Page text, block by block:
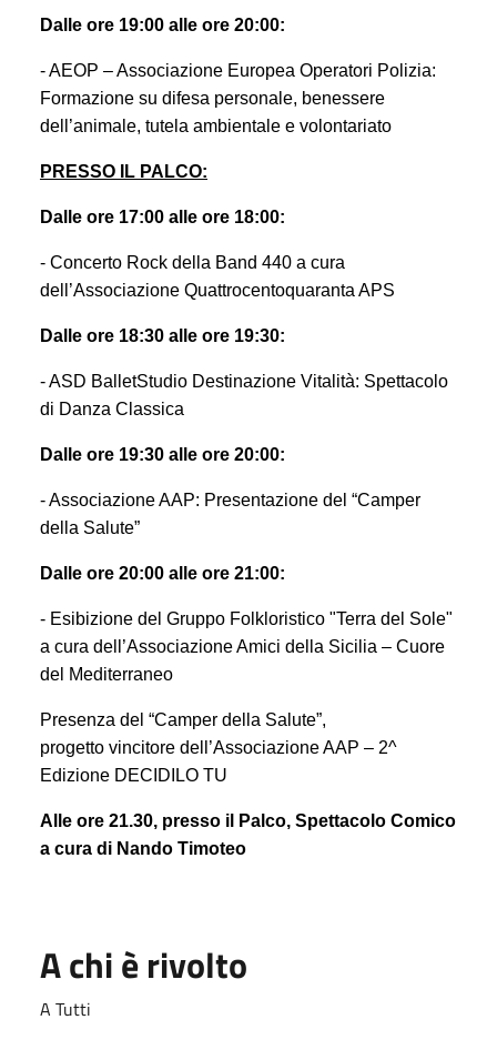
Dalle ore 19:00 alle ore 20:00:
- AEOP – Associazione Europea Operatori Polizia:
Formazione su difesa personale, benessere
dell’animale, tutela ambientale e volontariato
PRESSO IL PALCO:
Dalle ore 17:00 alle ore 18:00:
- Concerto Rock della Band 440 a cura
dell’Associazione Quattrocentoquaranta APS
Dalle ore 18:30 alle ore 19:30:
- ASD BalletStudio Destinazione Vitalità: Spettacolo
di Danza Classica
Dalle ore 19:30 alle ore 20:00:
- Associazione AAP: Presentazione del “Camper
della Salute”
Dalle ore 20:00 alle ore 21:00:
- Esibizione del Gruppo Folkloristico "Terra del Sole"
a cura dell’Associazione Amici della Sicilia – Cuore
del Mediterraneo
Presenza del “Camper della Salute”,
progetto vincitore dell’AssociazioneAAP – 2^
Edizione DECIDILO TU
Alle ore 21.30, presso il Palco, Spettacolo Comico
a cura di Nando Timoteo
A chi è rivolto
A Tutti